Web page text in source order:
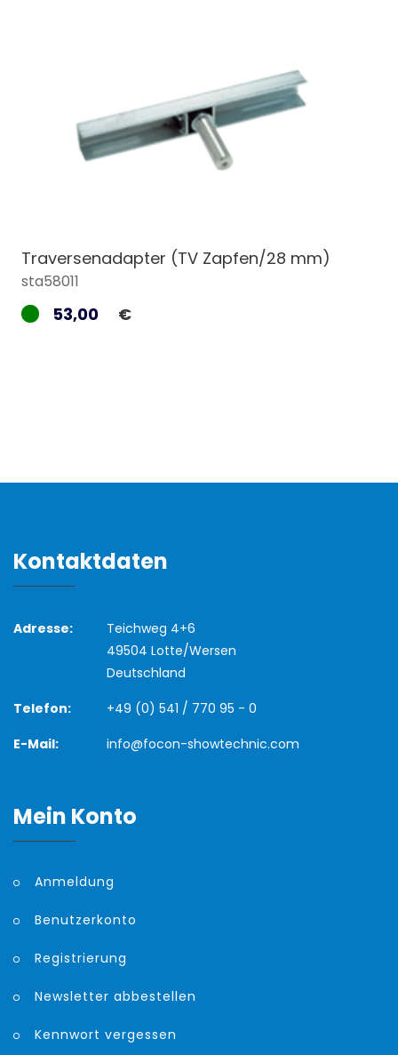
Traversenadapter (TV Zapfen/28 mm)
sta58011
53,00 €
Kontaktdaten
Adresse:
Teichweg 4+6
49504 Lotte/Wersen
Deutschland
Telefon:
+49 (0) 541 / 770 95 - 0
E-Mail:
info@focon-showtechnic.com
Mein Konto
Anmeldung
Benutzerkonto
Registrierung
Newsletter abbestellen
Kennwort vergessen